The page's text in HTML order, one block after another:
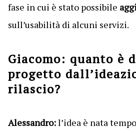
fase in cui è stato possibile
sull’usabilità di alcuni servizi.
Giacomo: quanto è
progetto
rilascio?
Alessandro:l’idea è nata